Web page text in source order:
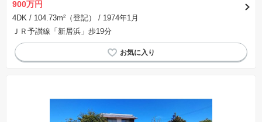
900万円
4DK / 104.73m²（登記）
/ 1974年1月
ＪＲ予讃線「新居浜」歩19分